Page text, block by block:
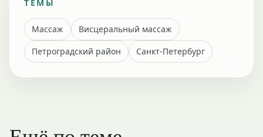
ТЕМЫ
Массаж
Висцеральный массаж
Петроградский район
Санкт-Петербург